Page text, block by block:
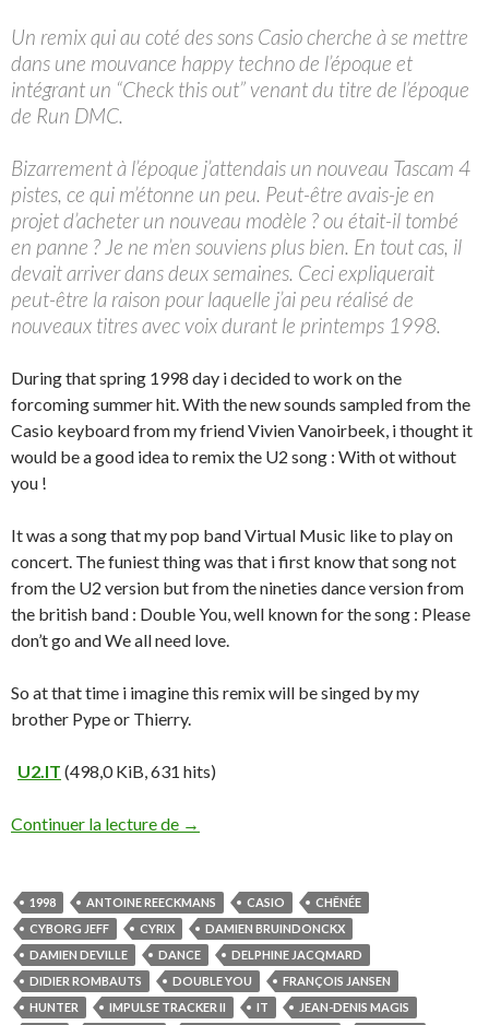
Un remix qui au coté des sons Casio cherche à se mettre
dans une mouvance happy techno de l’époque et
intégrant un “Check this out” venant du titre de l’époque
de Run DMC.
Bizarrement à l’époque j’attendais un nouveau Tascam 4
pistes, ce qui m’étonne un peu. Peut-être avais-je en
projet d’acheter un nouveau modèle ? ou était-il tombé
en panne ? Je ne m’en souviens plus bien. En tout cas, il
devait arriver dans deux semaines. Ceci expliquerait
peut-être la raison pour laquelle j’ai peu réalisé de
nouveaux titres avec voix durant le printemps 1998.
During that spring 1998 day i decided to work on the
forcoming summer hit. With the new sounds sampled from the
Casio keyboard from my friend Vivien Vanoirbeek, i thought it
would be a good idea to remix the U2 song : With ot without
you !
It was a song that my pop band Virtual Music like to play on
concert. The funiest thing was that i first know that song not
from the U2 version but from the nineties dance version from
the british band : Double You, well known for the song : Please
don’t go and We all need love.
So at that time i imagine this remix will be singed by my
brother Pype or Thierry.
U2.IT (498,0 KiB, 631 hits)
Continuer la lecture de →
1998 ANTOINE REECKMANS CASIO
CHÊNÉE
CYBORG JEFF
CYRIX
DAMIEN BRUINDONCKX
DAMIEN DEVILLE
DANCE
DELPHINE JACQMARD
DIDIER ROMBAUTS
DOUBLE YOU
FRANÇOIS JANSEN
HUNTER
IMPULSE TRACKER II IT
JEAN-DENIS MAGIS